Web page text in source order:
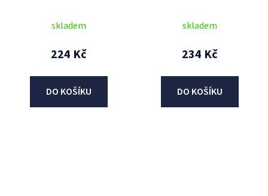
skladem
224 Kč
DO KOŠÍKU
skladem
234 Kč
DO KOŠÍKU